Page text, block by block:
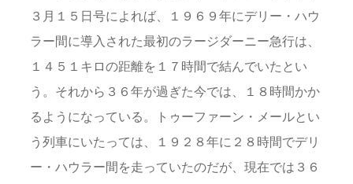
３月１５日号によれば、１９６９年にデリー・ハウ
ラー間に導入された最初のラージダーニー急行は、
１４５１キロの距離を１７時間で結んでいたとい
う。それから３６年が過ぎた今では、１８時間かか
るようになっている。トゥーファーン・メールとい
う列車にいたっては、１９２８年に２８時間でデリ
ー・ハウラー間を走っていたのだが、現在では３６